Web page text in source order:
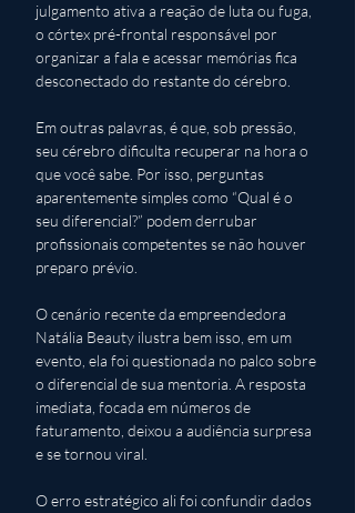
julgamento ativa a reação de luta ou fuga,
o córtex pré-frontal responsável por
organizar a fala e acessar memórias fica
desconectado do restante do cérebro.
Em outras palavras, é que, sob pressão,
seu cérebro dificulta recuperar na hora o
que você sabe. Por isso, perguntas
aparentemente simples como “Qual é o
seu diferencial?” podem derrubar
profissionais competentes se não houver
preparo prévio.
O cenário recente da empreendedora
Natália Beauty ilustra bem isso, em um
evento, ela foi questionada no palco sobre
o diferencial de sua mentoria. A resposta
imediata, focada em números de
faturamento, deixou a audiência surpresa
e se tornou viral.
O erro estratégico ali foi confundir dados